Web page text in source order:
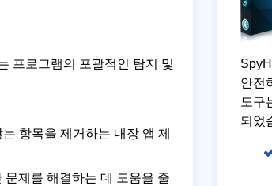
프로그램의 포괄적인 탐지 및
항목을 제거하는 내장 앱 제
제를 해결하는 데 도움을 줄
안전
도구
되었